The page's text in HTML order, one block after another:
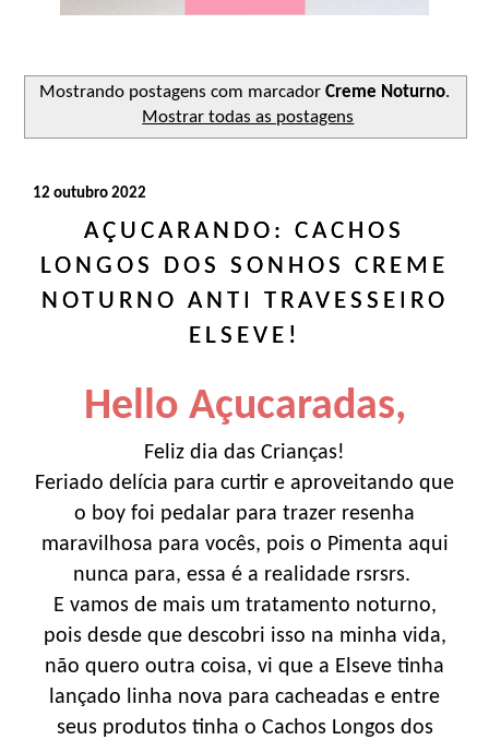
Mostrando postagens com marcador Creme Noturno.
Mostrar todas as postagens
12 outubro 2022
AÇUCARANDO: CACHOS
LONGOS DOS SONHOS CREME
NOTURNO ANTI TRAVESSEIRO
ELSEVE!
Hello Açucaradas,
Feliz dia das Crianças!
Feriado delícia para curtir e aproveitando que
o boy foi pedalar para trazer resenha
maravilhosa para vocês, pois o Pimenta aqui
nunca para, essa é a realidade rsrsrs.
E vamos de mais um tratamento noturno,
pois desde que descobri isso na minha vida,
não quero outra coisa, vi que a Elseve tinha
lançado linha nova para cacheadas e entre
seus produtos tinha o Cachos Longos dos